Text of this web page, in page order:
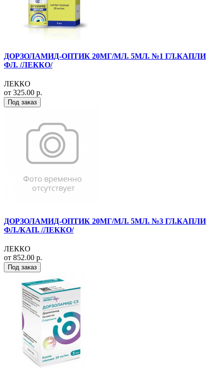
ДОРЗОЛАМИД-ОПТИК 20МГ/МЛ. 5МЛ. №1 ГЛ.КАПЛИ
ФЛ. /ЛЕККО/
ЛЕККО
от 325.00 р.
Под заказ
ДОРЗОЛАМИД-ОПТИК 20МГ/МЛ. 5МЛ. №3 ГЛ.КАПЛИ
ФЛ./КАП. /ЛЕККО/
ЛЕККО
от 852.00 р.
Под заказ